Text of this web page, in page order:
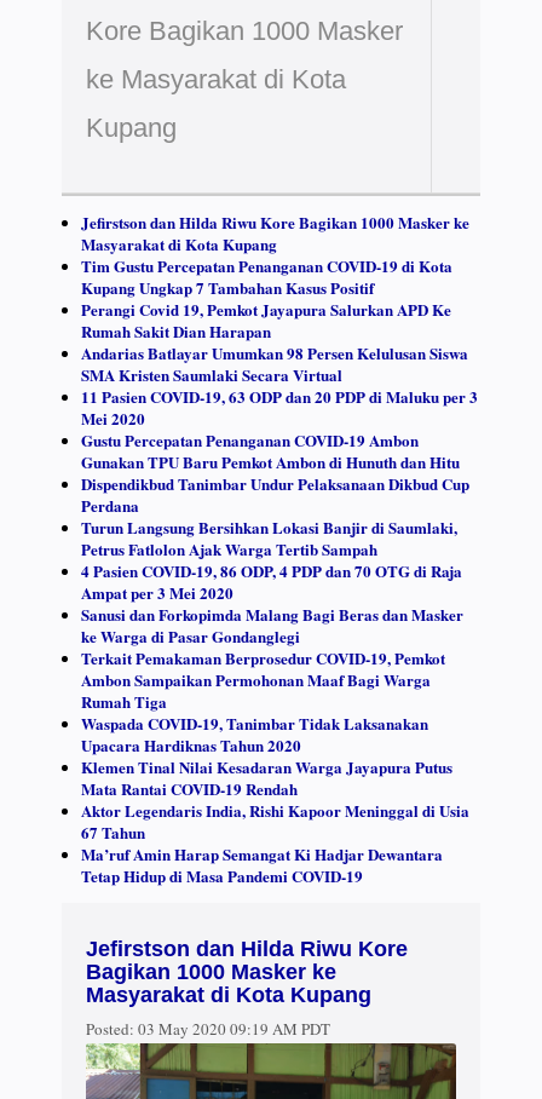
Kore Bagikan 1000 Masker
ke Masyarakat di Kota
Kupang
Jefirstson dan Hilda Riwu Kore Bagikan 1000 Masker ke
Masyarakat di Kota Kupang
Tim Gustu Percepatan Penanganan COVID-19 di Kota
Kupang Ungkap 7 Tambahan Kasus Positif
Perangi Covid 19, Pemkot Jayapura Salurkan APD Ke
Rumah Sakit Dian Harapan
Andarias Batlayar Umumkan 98 Persen Kelulusan Siswa
SMA Kristen Saumlaki Secara Virtual
11 Pasien COVID-19, 63 ODP dan 20 PDP di Maluku per 3
Mei 2020
Gustu Percepatan Penanganan COVID-19 Ambon
Gunakan TPU Baru Pemkot Ambon di Hunuth dan Hitu
Dispendikbud Tanimbar Undur Pelaksanaan Dikbud Cup
Perdana
Turun Langsung Bersihkan Lokasi Banjir di Saumlaki,
Petrus Fatlolon Ajak Warga Tertib Sampah
4 Pasien COVID-19, 86 ODP, 4 PDP dan 70 OTG di Raja
Ampat per 3 Mei 2020
Sanusi dan Forkopimda Malang Bagi Beras dan Masker
ke Warga di Pasar Gondanglegi
Terkait Pemakaman Berprosedur COVID-19, Pemkot
Ambon Sampaikan Permohonan Maaf Bagi Warga
Rumah Tiga
Waspada COVID-19, Tanimbar Tidak Laksanakan
Upacara Hardiknas Tahun 2020
Klemen Tinal Nilai Kesadaran Warga Jayapura Putus
Mata Rantai COVID-19 Rendah
Aktor Legendaris India, Rishi Kapoor Meninggal di Usia
67 Tahun
Ma’ruf Amin Harap Semangat Ki Hadjar Dewantara
Tetap Hidup di Masa Pandemi COVID-19
Jefirstson dan Hilda Riwu Kore
Bagikan 1000 Masker ke
Masyarakat di Kota Kupang
Posted: 03 May 2020 09:19 AM PDT